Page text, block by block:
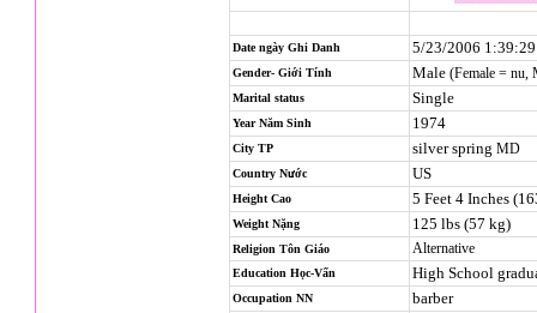
Date ngày Ghi Danh 5/23/2006
Gender- Giới Tính Male (Female = nu,
Marital status Single
Year Năm Sinh 1974
City TP silver spring MD
Country Nước US
Height Cao 5 Feet 4 Inches
Weight Nặng 125 lbs (57 kg)
Religion Tôn Giáo Alternative
Education Học-Vấn High School
Occupation NN barber